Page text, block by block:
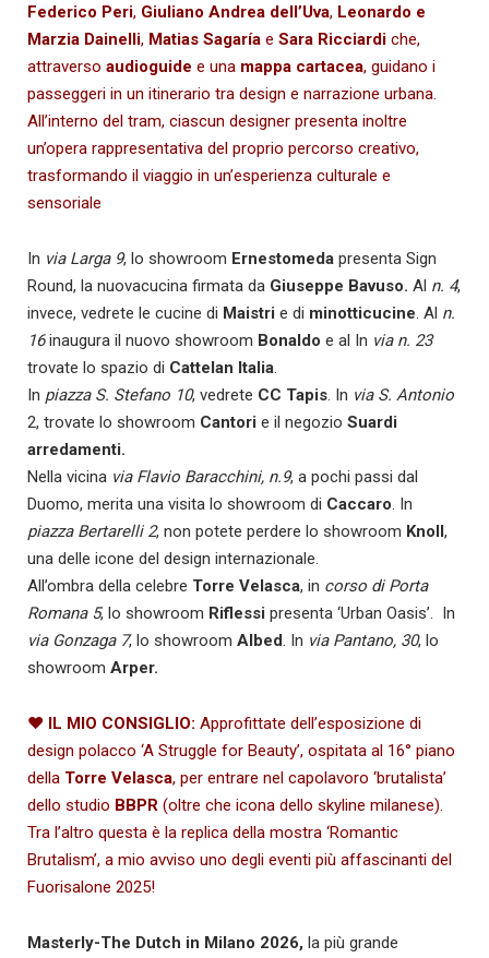
Federico Peri, Giuliano Andrea dell’Uva, Leonardo e
Marzia Dainelli, Matias Sagaría e Sara Ricciardi che,
attraverso audioguide e una mappa cartacea, guidano i
passeggeri in un itinerario tra design e narrazione urbana.
All’interno del tram, ciascun designer presenta inoltre
un’opera rappresentativa del proprio percorso creativo,
trasformando il viaggio in un’esperienza culturale e
sensoriale
In via Larga 9, lo showroom Ernestomeda presenta Sign
Round, la nuovacucina firmata da Giuseppe Bavuso. Al n. 4,
invece, vedrete le cucine di Maistri e di minotticucine. Al n.
16inaugura il nuovo showroom Bonaldo e al In via n. 23
trovate lo spazio di Cattelan Italia.
In piazza S. Stefano 10, vedrete CC Tapis. In via S. Antonio
2, trovate lo showroom Cantori e il negozio Suardi
arredamenti.
Nella vicina via Flavio Baracchini, n.9, a pochi passi dal
Duomo, merita una visita lo showroom di Caccaro. In
piazza Bertarelli 2, non potete perdere lo showroom Knoll,
una delle icone del design internazionale.
All’ombra della celebre Torre Velasca, in corso di Porta
Romana 5, lo showroom Riflessi presenta ‘Urban Oasis’. In
via Gonzaga 7, lo showroom Albed. In via Pantano, 30, lo
showroom Arper.
♥ IL MIO CONSIGLIO: Approfittate dell’esposizione di
design polacco ‘A Struggle for Beauty’, ospitata al 16° piano
della Torre Velasca, per entrare nel capolavoro ‘brutalista’
dello studio BBPR (oltre che icona dello skyline milanese).
Tra l’altro questa è la replica della mostra ‘Romantic
Brutalism’, a mio avviso uno degli eventi più affascinanti del
Fuorisalone 2025!
Masterly-The Dutch in Milano 2026, la più grande